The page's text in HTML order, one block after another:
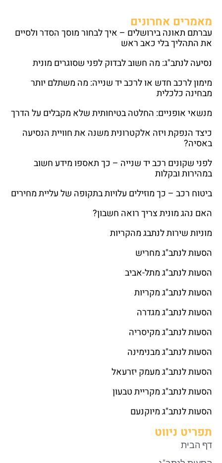
מאמרים אחרונים
עברתם תאונה בירושלים – איך לבחור מוסך הסדר ולסיים
את התהליך בלי כאב ראש
נסיעה לנתב"ג: מה חשוב לבדוק לפני שסוגרים מונית
מימון לרכב חדש או לרכב יד שנייה: מה משתלם יותר
מבחינה כלכלית
מנשאי אופניים: החלטה בטיחותית שלא מקבלים על הדרך
כיצד הנפקת ויזה אלקטרונית משנה את חוויית הנסיעה
באסיה?
לפני שקונים רכב יד שנייה – כך תאספו מידע חשוב
במהירות ובקלות
ביטוח רכב – כך מוזילים עלויות בתקופה של עליית מחירים
האם נהג מונית צריך רואה חשבון?
מוניות שירות לנתבג מהקריות
הסעות לנתב"ג מחריש
הסעות לנתב"ג מתל-אביב
הסעות לנתב"ג מקריות
הסעות לנתב"ג מגדרה
הסעות לנתב"ג מקיסריה
הסעות לנתב"ג מבנימינה
הסעות לנתב"ג מעמק יזרעאל
הסעות לנתב"ג מקריית טבעון
הסעות לנתב"ג מיוקנעם
תפריט ניווט
דף הבית